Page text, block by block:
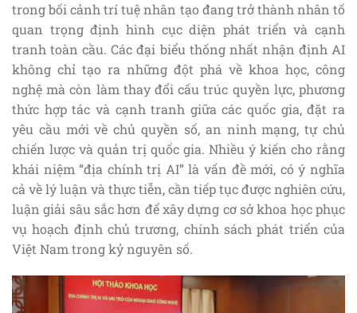
trong bối cảnh trí tuệ nhân tạo đang trở thành nhân tố
quan trọng định hình cục diện phát triển và cạnh
tranh toàn cầu. Các đại biểu thống nhất nhận định AI
không chỉ tạo ra những đột phá về khoa học, công
nghệ mà còn làm thay đổi cấu trúc quyền lực, phương
thức hợp tác và cạnh tranh giữa các quốc gia, đặt ra
yêu cầu mới về chủ quyền số, an ninh mạng, tự chủ
chiến lược và quản trị quốc gia. Nhiều ý kiến cho rằng
khái niệm “địa chính trị AI” là vấn đề mới, có ý nghĩa
cả về lý luận và thực tiễn, cần tiếp tục được nghiên cứu,
luận giải sâu sắc hơn để xây dựng cơ sở khoa học phục
vụ hoạch định chủ trương, chính sách phát triển của
Việt Nam trong kỷ nguyên số.